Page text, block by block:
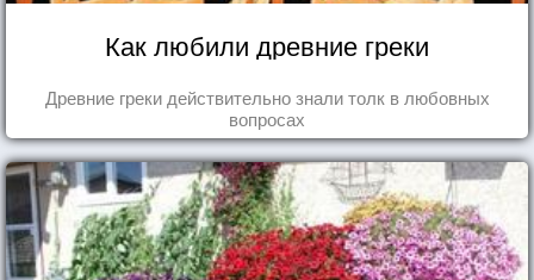
Как любили древние греки
Древние греки действительно знали толк в любовных
вопросах